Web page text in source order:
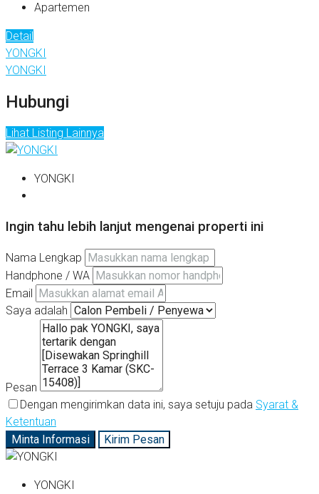
Apartemen
Detail
YONGKI
YONGKI
Hubungi
Lihat Listing Lainnya
YONGKI
Ingin tahu lebih lanjut mengenai properti ini
Nama Lengkap
Handphone / WA
Email
Saya adalah
Pesan
Dengan mengirimkan data ini, saya setuju pada Syarat &
Ketentuan
Minta Informasi
Kirim Pesan
YONGKI